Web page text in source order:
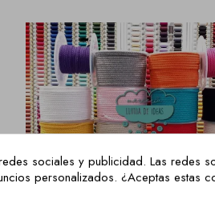
sociales y publicidad. Las redes
personalizados. ¿Aceptas estas